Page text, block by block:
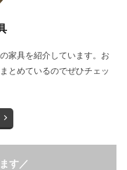
家具を紹介しています。お
とめているのでぜひチェッ
す／